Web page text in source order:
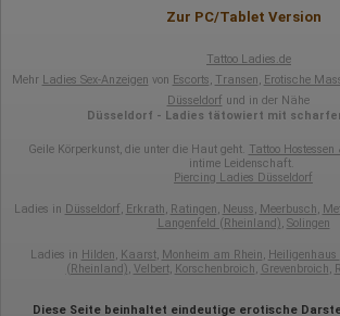
Zur PC/Tablet Version
Tattoo Ladies.de
Mehr Ladies Sex-Anzeigen von Escorts, Transen, Erotische
Düsseldorf und in der Nähe
Düsseldorf - Ladies tätowiert mit
Geile Körperkunst, die unter die Haut geht. Tattoo Hostessen
intime Leidenschaft.
Piercing Ladies Düsseldorf
Ladies in Düsseldorf, Erkrath, Ratingen, Neuss, Meerbusch,
Langenfeld (Rheinland), Solingen
Ladies in Hilden, Kaarst, Monheim am Rhein, Heiligenhaus
(Rheinland), Velbert, Korschenbroich, Grevenbroich,
Diese Seite beinhaltet eindeutige erotische